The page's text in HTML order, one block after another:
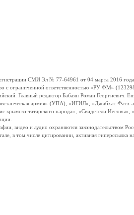
СМИ Эл № 77-64961 от 04 марта 2016
ограниченной ответственностью «РУ ФМ»
Главный редактор Бабаян Роман
армия» (УПА), «ИГИЛ», «Джабхат
татарского народа», «Свидетели Иеговы»,
видео и аудио охраняются законодательством
в том числе цитировании, активная гиперссылка